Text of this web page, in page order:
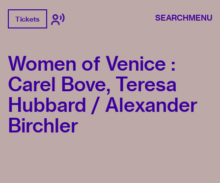
Tickets SEARCHMENU
Women of Venice :
Carel Bove, Teresa
Hubbard / Alexander
Birchler